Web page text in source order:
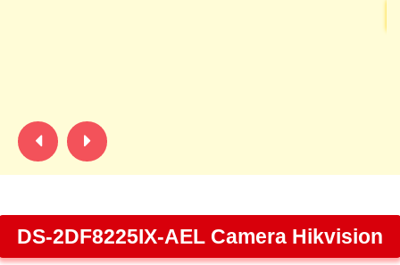
DS-2DF8225IX-AEL Camera Hikvision